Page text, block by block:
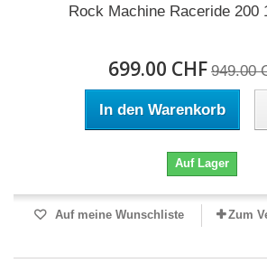
Rock Machine Raceride 200
699.00 CHF 949.00
In den Warenkorb
Auf Lager
Auf meine Wunschliste Zum